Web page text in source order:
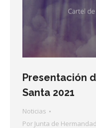
Presentación
Santa 2021
Noticias
Por Junta de